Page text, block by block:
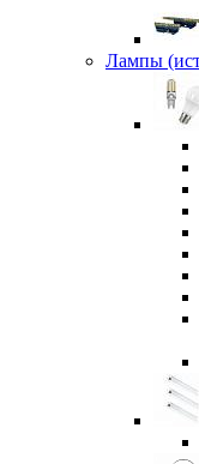
Лампы